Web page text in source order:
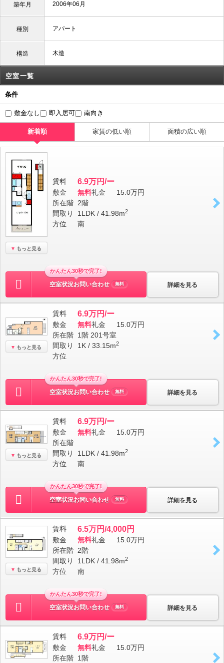
築年月 2006年06月
種別 アパート
構造 木造
空室一覧
条件
敷金なし 即入居可 南向き
新着順 家賃の低い順 面積の広い順
もっと見る
賃料 6.9万円/ー
敷金 無料礼金
15.0万円
所在階 2階
間取り
1LDK / 41.98m2
方位 南
詳細を見る
かんたん30秒で完了!
空室状況お問い合わせ 無料
もっと見る
賃料 6.9万円/ー
敷金 無料礼金
15.0万円
所在階 1階 201号室
間取り
1K / 33.15m2
方位
詳細を見る
かんたん30秒で完了!
空室状況お問い合わせ 無料
もっと見る
賃料 6.9万円/ー
敷金 無料礼金
15.0万円
所在階
間取り
1LDK / 41.98m2
方位 南
詳細を見る
かんたん30秒で完了!
空室状況お問い合わせ 無料
もっと見る
賃料 6.5万円/4,000円
敷金 無料礼金
15.0万円
所在階 2階
間取り
1LDK / 41.98m2
方位 南
詳細を見る
かんたん30秒で完了!
空室状況お問い合わせ 無料
賃料 6.9万円/ー
敷金 無料礼金
15.0万円
所在階 1階